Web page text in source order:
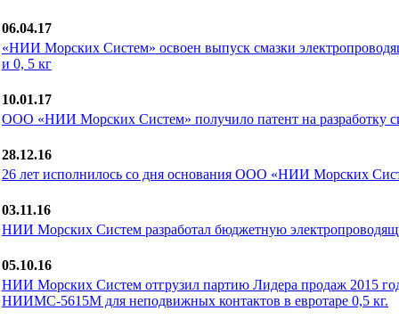
06.04.17
«НИИ Морских Систем» освоен выпуск смазки
и 0, 5 кг
10.01.17
ООО «НИИ Морских Систем» получило патент на разработку
28.12.16
26 лет исполнилось cо дня основания ООО «НИИ Морских
03.11.16
НИИ Морских Систем разработал бюджетную
05.10.16
НИИ Морских Систем отгрузил партию Лидера продаж 2015
НИИМС-5615М для неподвижных контактов в евротаре 0,5 кг.